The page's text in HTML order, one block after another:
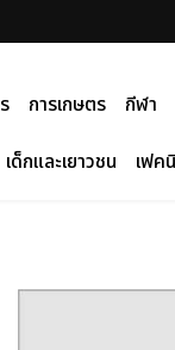
การเกษตร กีฬา
เด็กและเยาวชน เฟค